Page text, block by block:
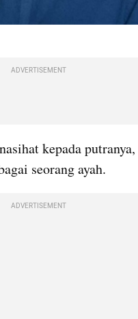
ADVERTISEMENT
kepada putranya,
seorang ayah.
ADVERTISEMENT